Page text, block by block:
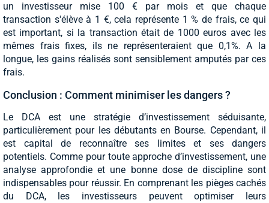
un investisseur mise 100 € par mois et que chaque
transaction s'élève à 1 €, cela représente 1 % de frais, ce qui
est important, si la transaction était de 1000 euros avec les
mêmes frais fixes, ils ne représenteraient que 0,1%. A la
longue, les gains réalisés sont sensiblement amputés par ces
frais.
Conclusion : Comment minimiser les dangers ?
Le DCA est une stratégie d’investissement séduisante,
particulièrement pour les débutants en Bourse. Cependant, il
est capital de reconnaître ses limites et ses dangers
potentiels. Comme pour toute approche d’investissement, une
analyse approfondie et une bonne dose de discipline sont
indispensables pour réussir. En comprenant les pièges cachés
du DCA, les investisseurs peuvent optimiser leurs